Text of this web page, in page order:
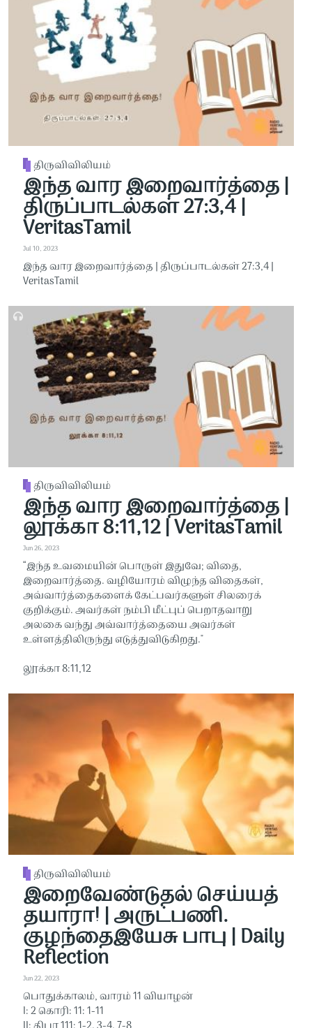
திருவிவிலியம்
இந்த வார இறைவார்த்தை |
திருப்பாடல்கள் 27:3,4 |
VeritasTamil
Jul 10, 2023
இந்த வார இறைவார்த்தை | திருப்பாடல்கள் 27:3,4 |
VeritasTamil
திருவிவிலியம்
இந்த வார இறைவார்த்தை |
லூக்கா 8:11,12 | VeritasTamil
Jun 26, 2023
“இந்த உவமையின் பொருள் இதுவே; விதை,
இறைவார்த்தை. வழியோரம் விழுந்த விதைகள்,
அவ்வார்த்தைகளைக் கேட்பவர்களுள் சிலரைக்
குறிக்கும். அவர்கள் நம்பி மீட்புப் பெறாதவாறு
அலகை வந்து அவ்வார்த்தையை அவர்கள்
உள்ளத்திலிருந்து எடுத்துவிடுகிறது."
லூக்கா 8:11,12
திருவிவிலியம்
இறைவேண்டுதல் செய்யத்
தயாரா! | அருட்பணி.
குழந்தைஇயேசு பாபு | Daily
Reflection
Jun 22, 2023
பொதுக்காலம், வாரம் 11 வியாழன்
I: 2 கொரி: 11: 1-11